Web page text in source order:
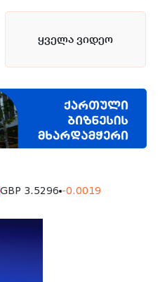
ყველა ვიდეო
-0.0019